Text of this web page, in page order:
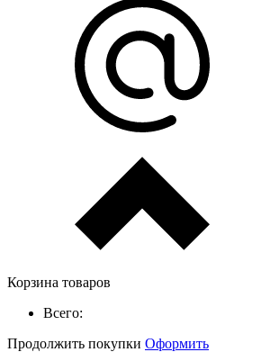
Корзина товаров
Всего:
Продолжить покупки Оформить